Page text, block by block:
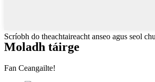
Scríobh do theachtaireacht anseo agus seol
Moladh táirge
Fan Ceangailte!